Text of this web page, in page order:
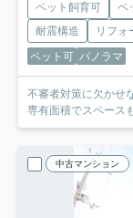
ペット飼育可 ペ
耐震構造
リフォ
ペット可 パノラマ
不審者対策に欠かせ
専有面積でスペース
中古マンション